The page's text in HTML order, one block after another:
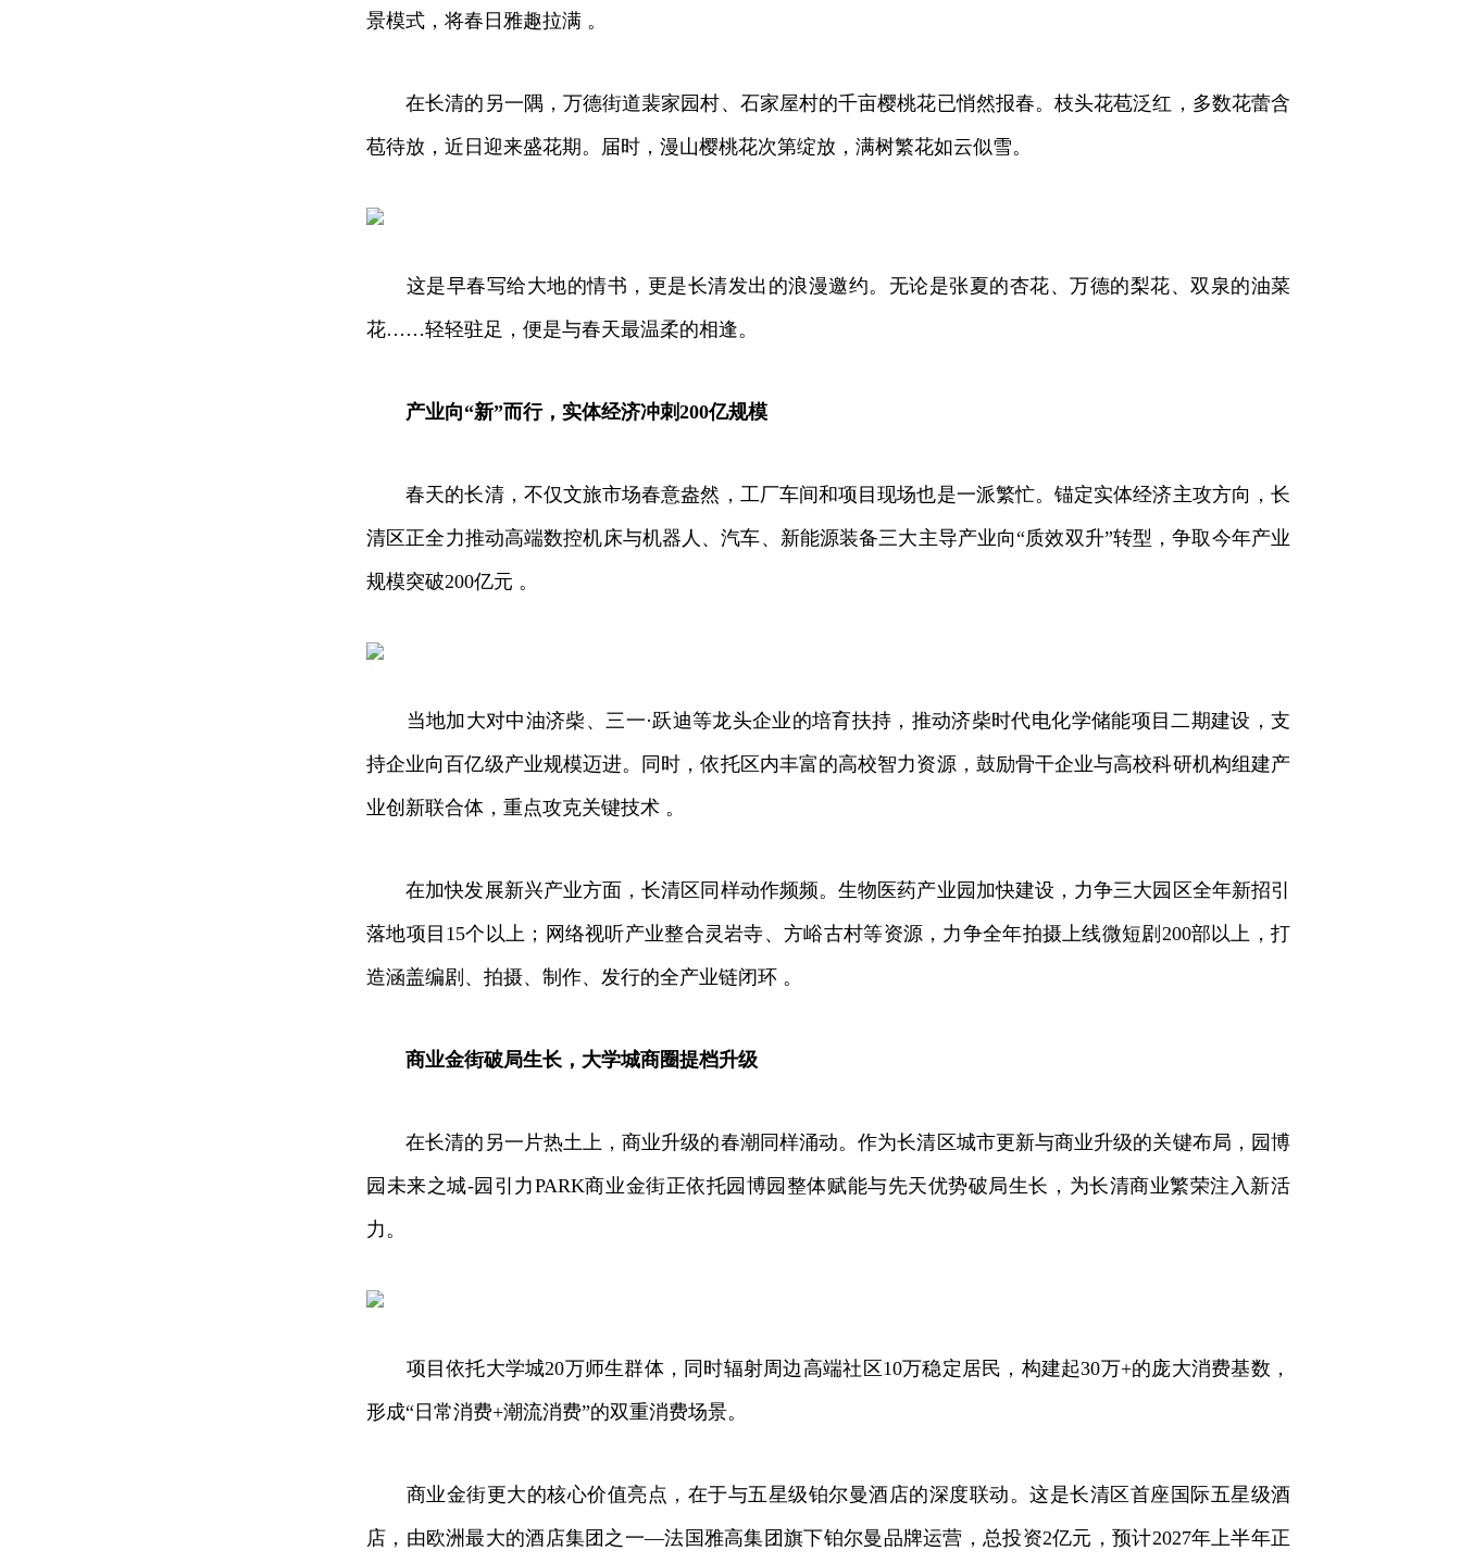
景模式，将春日雅趣拉满 。
在长清的另一隅，万德街道裴家园村、石家屋村的千亩樱桃花已悄然报春。枝头花苞泛红，多数花蕾含
苞待放，近日迎来盛花期。届时，漫山樱桃花次第绽放，满树繁花如云似雪。
这是早春写给大地的情书，更是长清发出的浪漫邀约。无论是张夏的杏花、万德的梨花、双泉的油菜
花……轻轻驻足，便是与春天最温柔的相逢。
产业向“新”而行，实体经济冲刺200亿规模
春天的长清，不仅文旅市场春意盎然，工厂车间和项目现场也是一派繁忙。锚定实体经济主攻方向，长
清区正全力推动高端数控机床与机器人、汽车、新能源装备三大主导产业向“质效双升”转型，争取今年产业
规模突破200亿元 。
当地加大对中油济柴、三一·跃迪等龙头企业的培育扶持，推动济柴时代电化学储能项目二期建设，支
持企业向百亿级产业规模迈进。同时，依托区内丰富的高校智力资源，鼓励骨干企业与高校科研机构组建产
业创新联合体，重点攻克关键技术 。
在加快发展新兴产业方面，长清区同样动作频频。生物医药产业园加快建设，力争三大园区全年新招引
落地项目15个以上；网络视听产业整合灵岩寺、方峪古村等资源，力争全年拍摄上线微短剧200部以上，打
造涵盖编剧、拍摄、制作、发行的全产业链闭环 。
商业金街破局生长，大学城商圈提档升级
在长清的另一片热土上，商业升级的春潮同样涌动。作为长清区城市更新与商业升级的关键布局，园博
园未来之城-园引力PARK商业金街正依托园博园整体赋能与先天优势破局生长，为长清商业繁荣注入新活
力。
项目依托大学城20万师生群体，同时辐射周边高端社区10万稳定居民，构建起30万+的庞大消费基数，
形成“日常消费+潮流消费”的双重消费场景。
商业金街更大的核心价值亮点，在于与五星级铂尔曼酒店的深度联动。这是长清区首座国际五星级酒
店，由欧洲最大的酒店集团之一—法国雅高集团旗下铂尔曼品牌运营，总投资2亿元，预计2027年上半年正